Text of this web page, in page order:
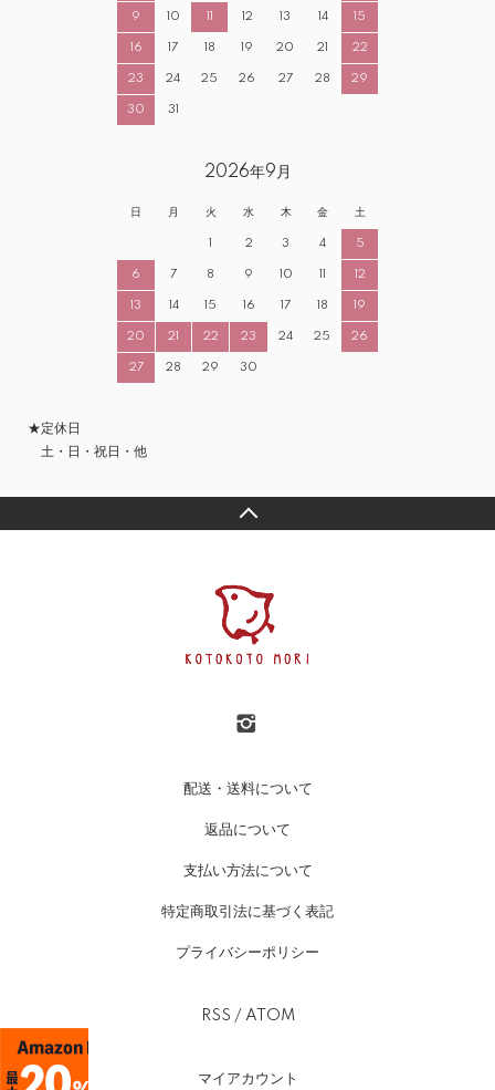
9 10 11 12 13 14 15
16 17 18 19 20 21 22
23 24 25 26 27 28 29
30 31
2026年9月
日 月 火 水 木 金 土
1 2 3 4 5
6 7 8 9 10 11 12
13 14 15 16 17 18 19
20 21 22 23 24 25 26
27 28 29 30
★定休日
土・日・祝日・他
配送・送料について
返品について
支払い方法について
特定商取引法に基づく表記
プライバシーポリシー
RSS / ATOM
マイアカウント